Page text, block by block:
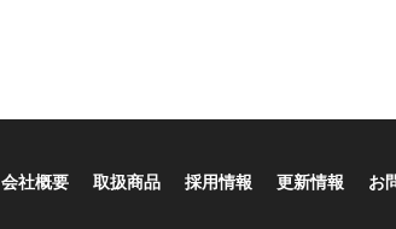
会社概要 取扱商品 採用情報 更新情報 お